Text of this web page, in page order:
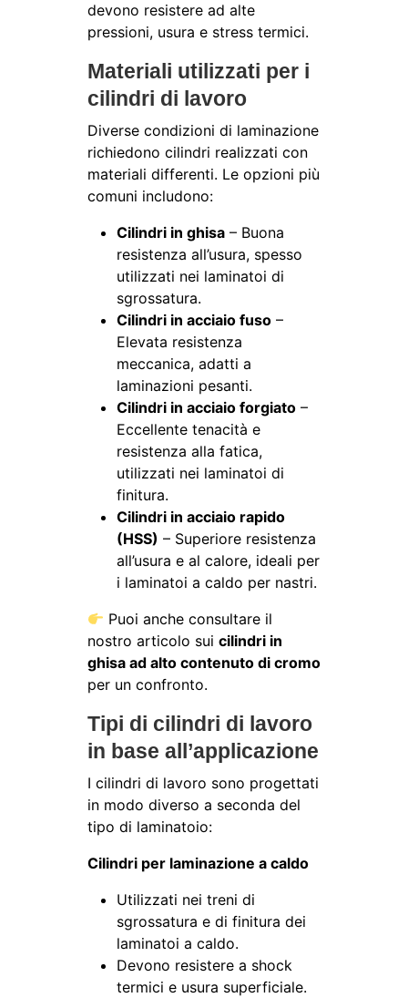
devono resistere ad alte
pressioni, usura e stress termici.
Materiali utilizzati per i
cilindri di lavoro
Diverse condizioni di laminazione
richiedono cilindri realizzati con
materiali differenti. Le opzioni più
comuni includono:
Cilindri in ghisa– Buona
resistenza all’usura, spesso
utilizzati nei laminatoi di
sgrossatura.
Cilindri in acciaio fuso–
Elevata resistenza
meccanica, adatti a
laminazioni pesanti.
Cilindri in acciaio forgiato–
Eccellente tenacità e
resistenza alla fatica,
utilizzati nei laminatoi di
finitura.
Cilindri in acciaio rapido
(HSS) – Superiore resistenza
all’usura e al calore, ideali per
i laminatoi a caldo per nastri.
Puoi anche consultare il
nostro articolo sui cilindri in
ghisa ad alto contenuto di cromo
per un confronto.
Tipi di cilindri di lavoro
in base all’applicazione
I cilindri di lavoro sono progettati
in modo diverso a seconda del
tipo di laminatoio:
Cilindri per laminazione a caldo
Utilizzati nei treni di
sgrossatura e di finitura dei
laminatoi a caldo.
Devono resistere a shock
termici e usura superficiale.